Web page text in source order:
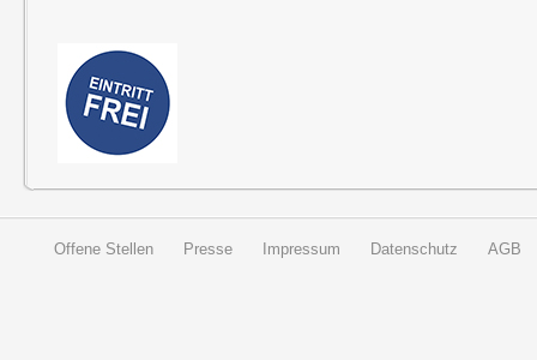
Offene Stellen Presse Impressum Datenschutz AGB